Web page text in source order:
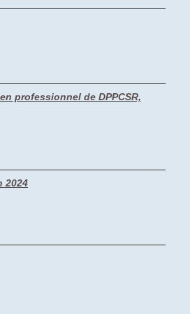
professionnel de DPPCSR,
2024